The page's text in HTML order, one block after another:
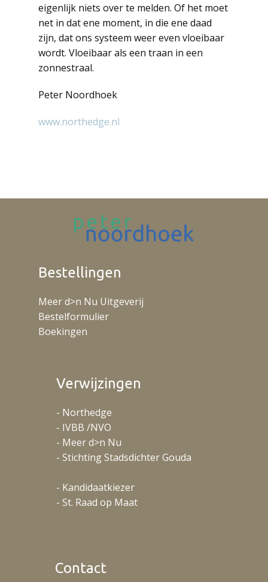
eigenlijk niets over te melden. Of het moet
net in dat ene moment, in die ene daad
zijn, dat ons systeem weer even vloeibaar
wordt. Vloeibaar als een traan in een
zonnestraal.
Peter Noordhoek
www.northedge.nl
Bestellingen
Meer d>n Nu Uitgeverij
Bestelformulier
Boekingen
Verwijzingen
- Northedge
- IVBB /NVO
- Meer d>n Nu
- Stichting Stadsdichter Gouda
- Kandidaatkiezer
- St. Raad op Maat
Contact